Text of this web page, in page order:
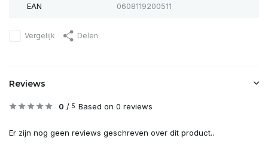
EAN 0608119200511
Vergelijk Delen
Reviews
0 / 5 Based on 0 reviews
Er zijn nog geen reviews geschreven over dit product..